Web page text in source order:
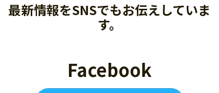
最新情報をSNSでもお伝えしていま
す。
Facebook